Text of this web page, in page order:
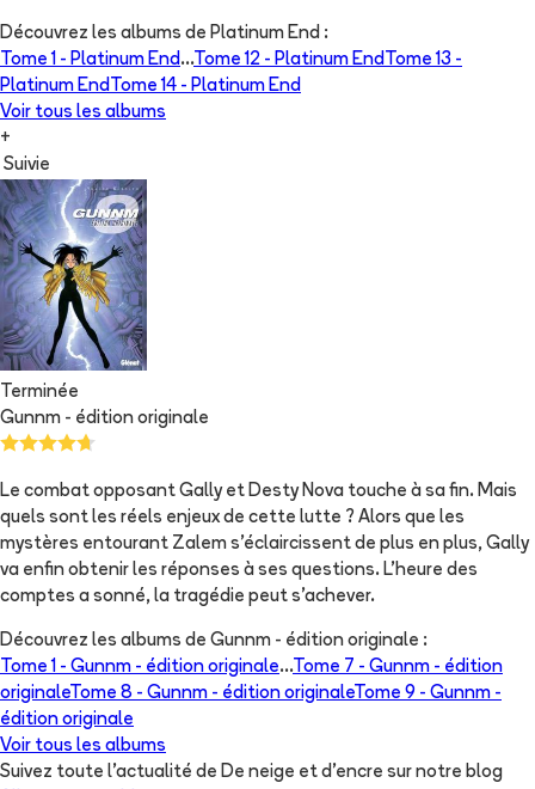
Découvrez les albums de Platinum End :
Tome 1 - Platinum End ...Tome 12 - Platinum End
Tome 13 -
Platinum End
Tome 14 - Platinum End
Voir tous les albums
+
Suivie
Terminée
Gunnm - édition originale
Le combat opposant Gally et Desty Nova touche à sa fin. Mais
quels sont les réels enjeux de cette lutte ? Alors que les
mystères entourant Zalem s’éclaircissent de plus en plus, Gally
va enfin obtenir les réponses à ses questions. L’heure des
comptes a sonné, la tragédie peut s’achever.
Découvrez les albums de Gunnm - édition originale :
Tome 1 - Gunnm - édition originale...Tome 7 - Gunnm - édition
originaleTome 8 - Gunnm - édition originaleTome 9 - Gunnm -
édition originale
Voir tous les albums
Suivez toute l'actualité de De neige et d'encre sur notre blog